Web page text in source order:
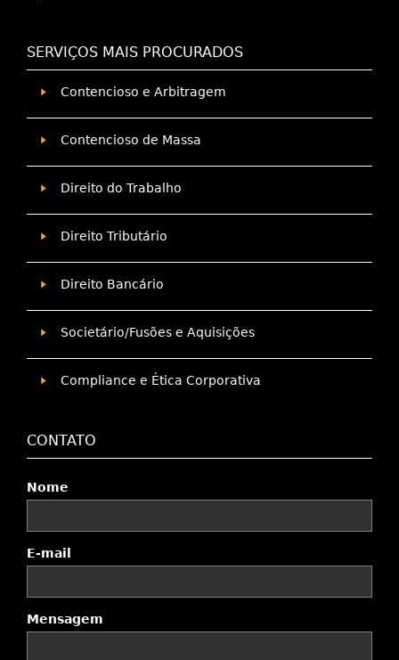
SERVIÇOS MAIS PROCURADOS
Contencioso e Arbitragem
Contencioso de Massa
Direito do Trabalho
Direito Tributário
Direito Bancário
Societário/Fusões e Aquisições
Compliance e Ética Corporativa
CONTATO
Nome
E-mail
Mensagem